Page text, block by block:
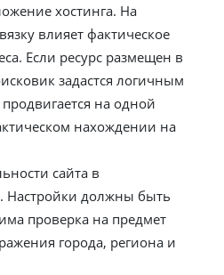
хостинга. На
влияет фактическое
Если ресурс размещен в
задастся логичным
на одной
нахождении на
сайта в
Настройки должны быть
проверка на предмет
города, региона и